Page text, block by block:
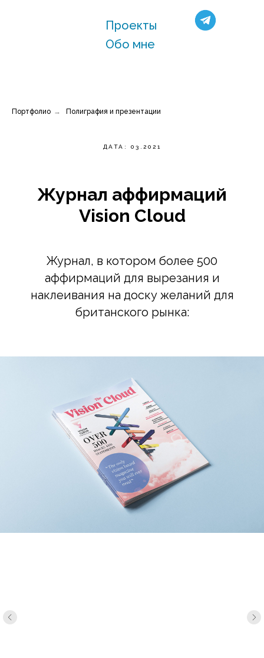
Проекты
Обо мне
Портфолио → Полиграфия и презентации
ДАТА: 03.2021
Журнал аффирмаций
Vision Cloud
Журнал, в котором более 500
аффирмаций для вырезания и
наклеивания на доску желаний для
британского рынка: